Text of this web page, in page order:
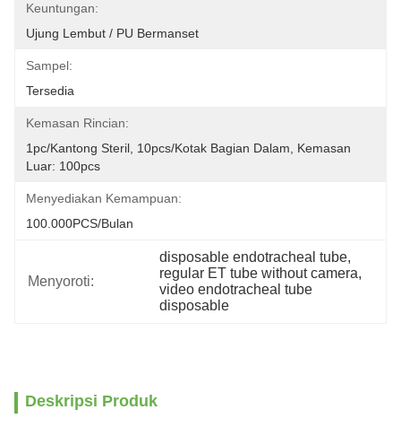
Keuntungan:
Ujung Lembut / PU Bermanset
Sampel:
Tersedia
Kemasan Rincian:
1pc/kantong Steril, 10pcs/kotak Bagian Dalam, Kemasan
Luar: 100pcs
Menyediakan Kemampuan:
100.000PCS/Bulan
Menyoroti:
disposable endotracheal tube,
regular ET tube without camera,
video endotracheal tube
disposable
Deskripsi Produk